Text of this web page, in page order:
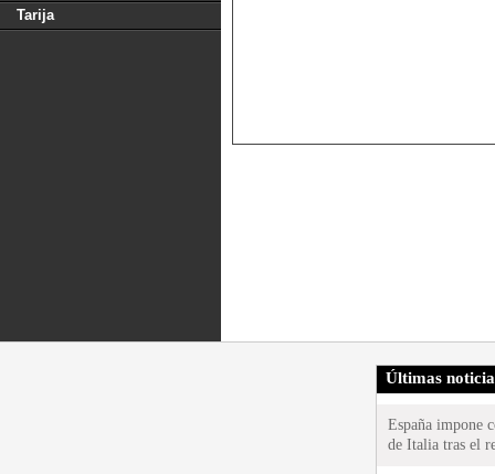
Tarija
Últimas
España impone
de Italia tras el